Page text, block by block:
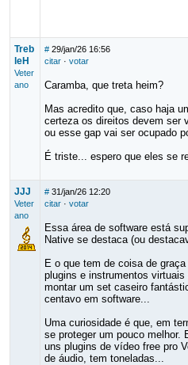
Treb
leH
Veter
ano
# 29/jan/26 16:56
citar· votar
Caramba, que treta heim?
Mas acredito que, caso haja
certeza os direitos devem ser
ou esse gap vai ser ocupado
É triste... espero que eles se
JJJ
Veter
ano
# 31/jan/26 12:20
citar· votar
Essa área de software está
Native se destaca (ou
E o que tem de coisa de
plugins e instrumentos
montar um set caseiro
centavo em software...
Uma curiosidade é que, em
se proteger um pouco melhor.
uns plugins de vídeo free pro
de áudio, tem toneladas...